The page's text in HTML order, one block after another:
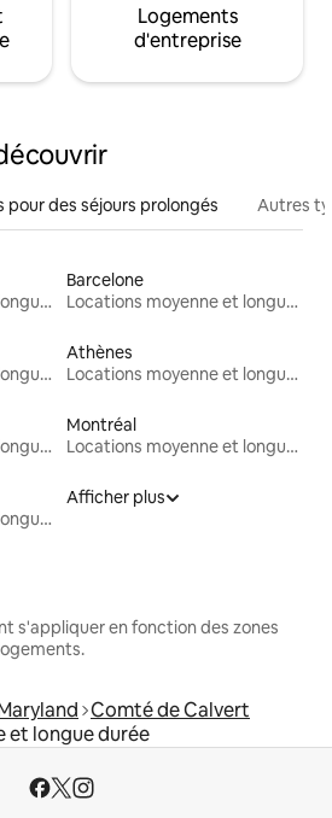
Logements
d'entreprise
des séjours prolongés Autres
Locations moyenne et longue durée
Barcelone
Locations moyenne et longue durée
Locations moyenne et longue durée
Athènes
Locations moyenne et longue durée
Locations moyenne et longue durée
Montréal
Locations moyenne et longue durée
Locations moyenne et longue durée
Afficher plus
s'appliquer en fonction des zones
Comté de Calvert
et longue durée